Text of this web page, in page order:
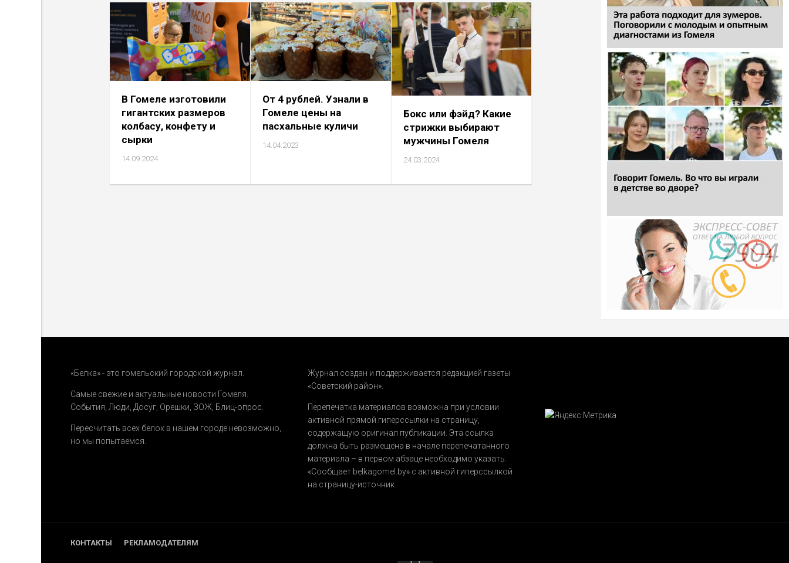
В Гомеле изготовили
гигантских размеров
колбасу, конфету и
сырки
14.09.2024
От 4 рублей. Узнали в
Гомеле цены на
пасхальные куличи
14.04.2023
Бокс или фэйд? Какие
стрижки выбирают
мужчины Гомеля
24.03.2024
«Белка» - это гомельский городской журнал.
Самые свежие и актуальные новости Гомеля.
События Люди Досуг Орешки ЗОЖ Блиц-опрос
Пересчитать всех белок в нашем городе невозможно,
но мы попытаемся.
Журнал создан и поддерживается редакцией газеты
«Советский район».
Перепечатка материалов возможна при условии
активной прямой гиперссылки на страницу,
содержащую оригинал публикации. Эта ссылка
должна быть размещена в начале перепечатанного
материала – в первом абзаце необходимо указать:
«Сообщает belkagomel.by»с активной гиперссылкой
на страницу-источник.
КОНТАКТЫ РЕКЛАМОДАТЕЛЯМ